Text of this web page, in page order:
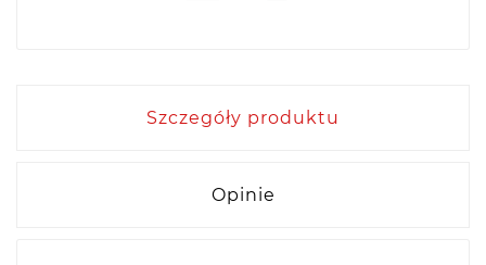
Szczegóły produktu
Opinie